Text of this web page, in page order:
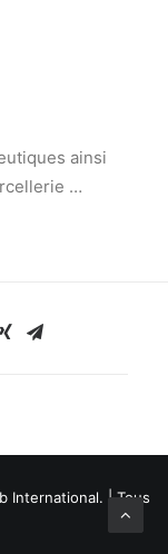
cette
sur les
serait une
le plus de
ainsi
…
International. | Tous